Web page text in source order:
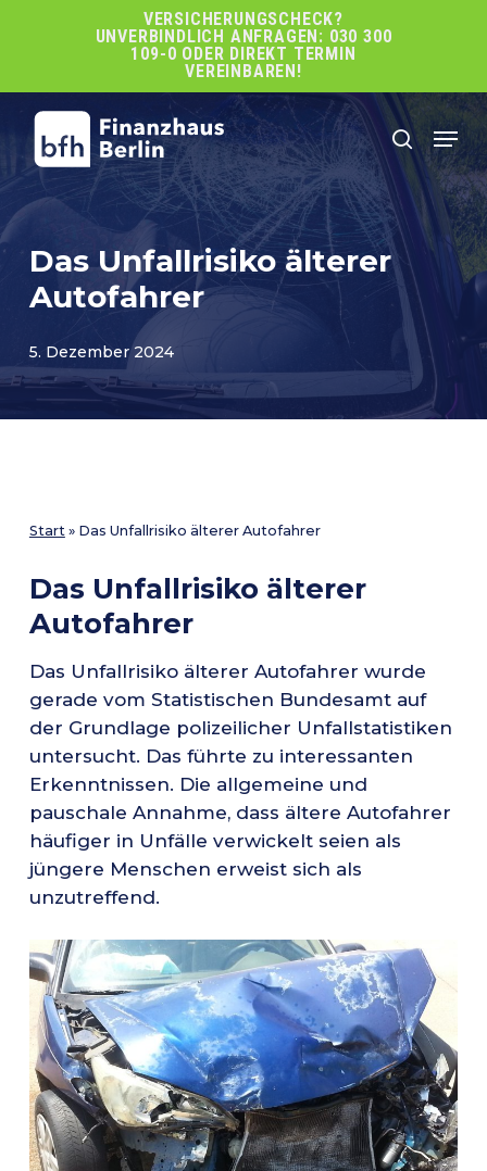
content
VERSICHERUNGSCHECK?
UNVERBINDLICH ANFRAGEN: 030 300
109-0 ODER DIREKT TERMIN
VEREINBAREN!
search
Das Unfallrisiko älterer
Autofahrer
5. Dezember 2024
Start» Das Unfallrisiko älterer Autofahrer
Das Unfallrisiko älterer
Autofahrer
Das Unfallrisiko älterer Autofahrer wurde
gerade vom Statistischen Bundesamt auf
der Grundlage polizeilicher Unfallstatistiken
untersucht. Das führte zu interessanten
Erkenntnissen. Die allgemeine und
pauschale Annahme, dass ältere Autofahrer
häufiger in Unfälle verwickelt seien als
jüngere Menschen erweist sich als
unzutreffend.